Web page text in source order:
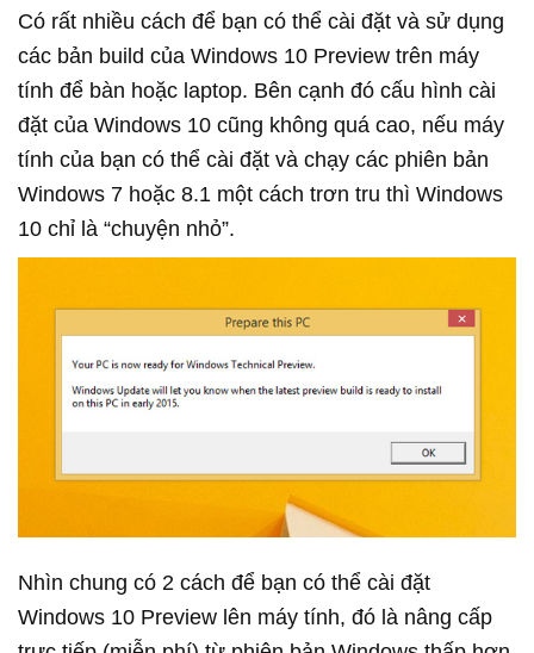
Có rất nhiều cách để bạn có thể cài đặt và sử dụng
các bản build của Windows 10 Preview trên máy
tính để bàn hoặc laptop. Bên cạnh đó cấu hình cài
đặt của Windows 10 cũng không quá cao, nếu máy
tính của bạn có thể cài đặt và chạy các phiên bản
Windows 7 hoặc 8.1 một cách trơn tru thì Windows
10 chỉ là “chuyện nhỏ”.
Nhìn chung có 2 cách để bạn có thể cài đặt
Windows 10 Preview lên máy tính, đó là nâng cấp